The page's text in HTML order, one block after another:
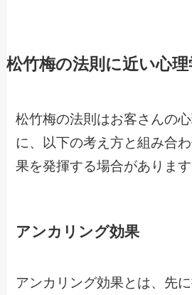
松竹梅の法則に近い心理
松竹梅の法則はお客さんの
に、以下の考え方と組み合
果を発揮する場合があります
アンカリング効果
アンカリング効果とは、先